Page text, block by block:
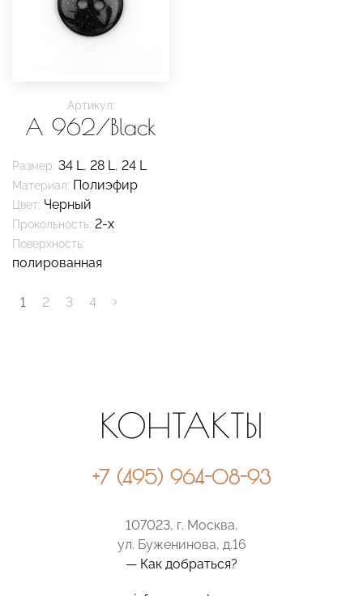
Артикул:
A 962/Black
Размер: 34 L, 28 L, 24 L
Материал: Полиэфир
Цвет: Черный
Прокольность: 2-х
Поверхность:
полированная
1 2 3 4
КОНТАКТЫ
+7 (495) 964-08-93
107023, г. Москва,
ул. Буженинова, д.16
— Как добраться?